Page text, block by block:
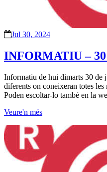
Jul 30, 2024
INFORMATIU –
Informatiu de hui dimarts 30 de
diferents on coneixeran totes
Poden escoltar-lo també en la
Veure'n més